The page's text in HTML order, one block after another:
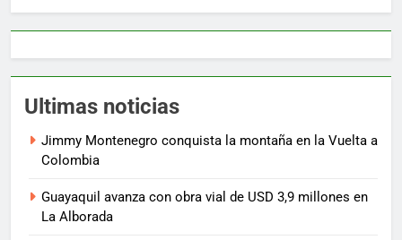
Ultimas noticias
Jimmy Montenegro conquista la montaña en la Vuelta a
Colombia
Guayaquil avanza con obra vial de USD 3,9 millones en
La Alborada